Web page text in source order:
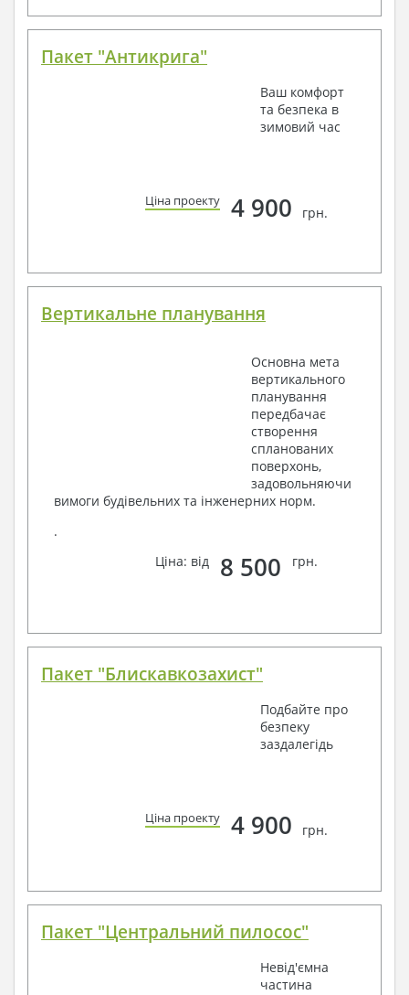
Пакет "Антикрига"
Ваш комфорт
та безпека в
зимовий час
Ціна проекту 4 900 грн.
Вертикальне планування
Основна мета
вертикального
планування
передбачає
створення
спланованих
поверхонь,
задовольняючи
вимоги будівельних та інженерних норм.
.
Ціна: від
8 500 грн.
Пакет "Блискавкозахист"
Подбайте про
безпеку
заздалегідь
Ціна проекту 4 900 грн.
Пакет "Центральний пилосос"
Невід'ємна
частина